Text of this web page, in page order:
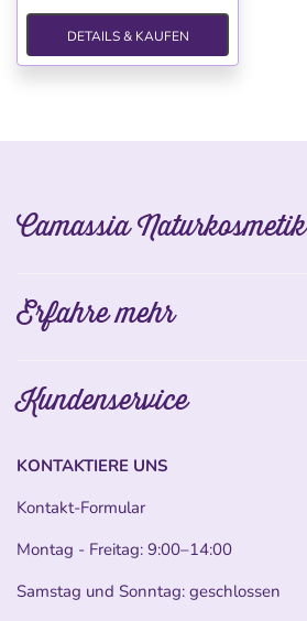
DETAILS & KAUFEN
Camassia Naturkosmetik
Erfahre mehr
Kundenservice
KONTAKTIERE UNS
Kontakt-Formular
Montag - Freitag: 9:00–14:00
Samstag und Sonntag: geschlossen